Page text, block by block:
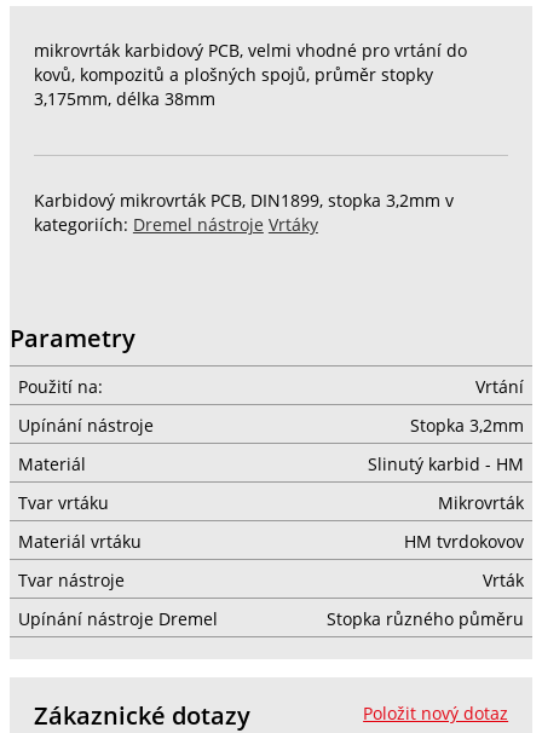
mikrovrták karbidový PCB, velmi vhodné pro vrtání do
kovů, kompozitů a plošných spojů, průměr stopky
3,175mm, délka 38mm
Karbidový mikrovrták PCB, DIN1899, stopka 3,2mm v
kategoriích: Dremel nástroje Vrtáky
Parametry
Použití na:
Vrtání
Upínání nástroje
Stopka 3,2mm
Materiál
Slinutý karbid - HM
Tvar vrtáku
Mikrovrták
Materiál vrtáku
HM tvrdokovov
Tvar nástroje
Vrták
Upínání nástroje Dremel
Stopka různého půměru
Položit nový dotaz
Zákaznické dotazy